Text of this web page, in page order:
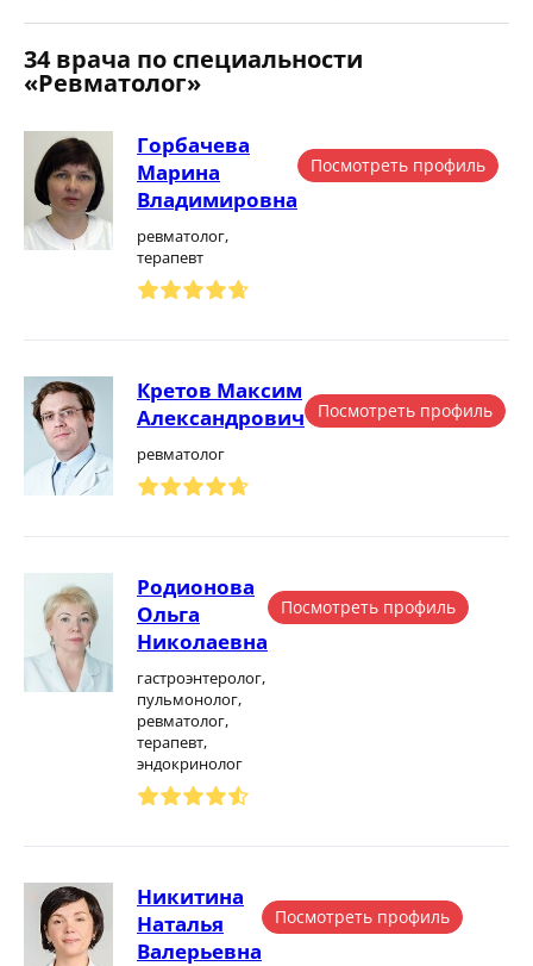
34 врача по специальности
«Ревматолог»
Горбачева
Марина
Владимировна
ревматолог,
терапевт
Посмотреть профиль
Кретов Максим
Александрович
ревматолог
Посмотреть профиль
Родионова
Ольга
Николаевна
гастроэнтеролог,
пульмонолог,
ревматолог,
терапевт,
эндокринолог
Посмотреть профиль
Никитина
Наталья
Валерьевна
Посмотреть профиль